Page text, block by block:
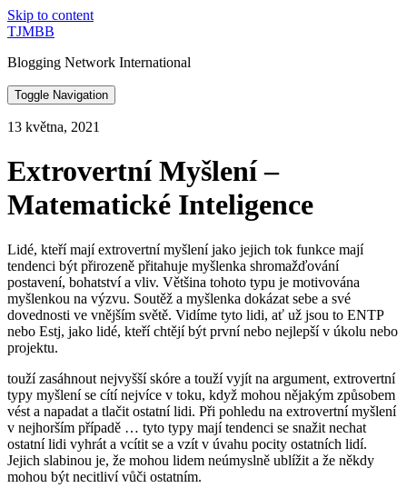
Skip to content
TJMBB
Blogging Network International
Toggle Navigation
13 května, 2021
Extrovertní Myšlení –
Matematické Inteligence
Lidé, kteří mají extrovertní myšlení jako jejich tok funkce mají
tendenci být přirozeně přitahuje myšlenka shromažďování
postavení, bohatství a vliv. Většina tohoto typu je motivována
myšlenkou na výzvu. Soutěž a myšlenka dokázat sebe a své
dovednosti ve vnějším světě. Vidíme tyto lidi, ať už jsou to ENTP
nebo Estj, jako lidé, kteří chtějí být první nebo nejlepší v úkolu nebo
projektu.
touží zasáhnout nejvyšší skóre a touží vyjít na argument, extrovertní
typy myšlení se cítí nejvíce v toku, když mohou nějakým způsobem
vést a napadat a tlačit ostatní lidi. Při pohledu na extrovertní myšlení
v nejhorším případě … tyto typy mají tendenci se snažit nechat
ostatní lidi vyhrát a vcítit se a vzít v úvahu pocity ostatních lidí.
Jejich slabinou je, že mohou lidem neúmyslně ublížit a že někdy
mohou být necitliví vůči ostatním.